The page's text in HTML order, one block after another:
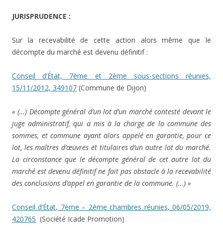
JURISPRUDENCE :
Sur la recevabilité de cette action alors même que le
décompte du marché est devenu définitif :
Conseil d’État, 7ème et 2ème sous-sections réunies,
15/11/2012, 349107 (Commune de Dijon)
« (…) Décompte général d’un lot d’un marché contesté devant le
juge administratif, qui a mis à la charge de la commune des
sommes, et commune ayant alors appelé en garantie, pour ce
lot, les maîtres d’œuvres et titulaires d’un autre lot du marché.
La circonstance que le décompte général de cet autre lot du
marché est devenu définitif ne fait pas obstacle à la recevabilité
des conclusions d’appel en garantie de la commune. (…) »
Conseil d’État, 7ème – 2ème chambres réunies, 06/05/2019,
420765 (Société Icade Promotion)